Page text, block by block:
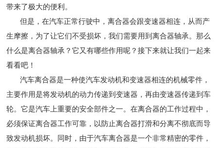
带来了极大的便利。
但是，在汽车正常行驶中，离合器会跟变速器相连，从而产
生摩擦，为了让它们不受损坏，我们需要用到离合器轴承。那么
什么是离合器轴承？它又有哪些作用呢？接下来就让我们一起来
看看吧！
汽车离合器是一种使汽车发动机和变速器相连的机械零件，
主要作用是将发动机的动力传递到变速器，再由变速器传递到车
轮。它是汽车上重要的安全部件之一。在离合器的工作过程中，
必须保证离合器工作可靠，以防止离合器打滑和分离不彻底而导
致发动机损坏。同时，由于汽车离合器是一个非常精密的零件，